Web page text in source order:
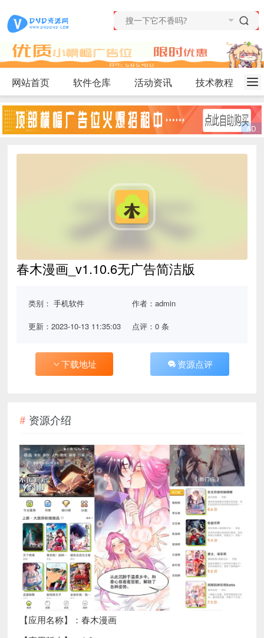
网站首页 软件仓库 活动资讯 技术教程
春木漫画_v1.10.6无广告简洁版
类别：手机软件 作者：admin
更新：2023-10-13 11:35:03 点评：0 条
下载地址 资源点评
资源介绍
【应用名称】：春木漫画